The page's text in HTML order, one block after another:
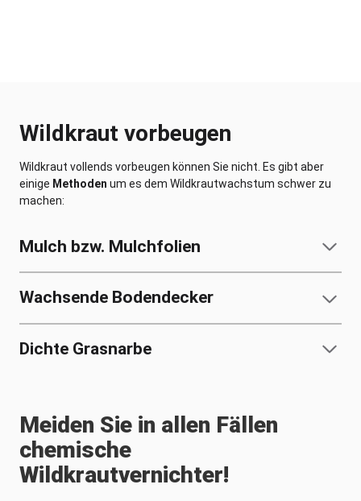
Wildkraut vorbeugen
Wildkraut vollends vorbeugen können Sie nicht. Es gibt aber
einige Methoden um es dem Wildkrautwachstum schwer zu
machen:
Mulch bzw. Mulchfolien
Wachsende Bodendecker
Dichte Grasnarbe
Meiden Sie in allen Fällen
chemische
Wildkrautvernichter!